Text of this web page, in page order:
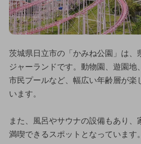
茨城県日立市の「かみね公園」は、
ジャーランドです。動物園、遊園地
市民プールなど、幅広い年齢層が楽
います。
また、風呂やサウナの設備もあり、
満喫できるスポットとなっています。